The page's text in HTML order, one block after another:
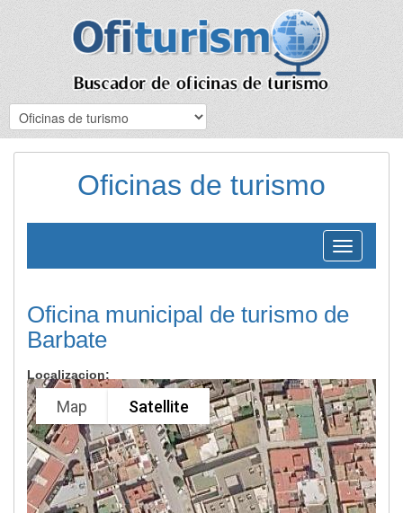
Oficinas de turismo
Toggle
navigation
Oficina municipal de turismo de
Barbate
Localizacion:
Map Satellite